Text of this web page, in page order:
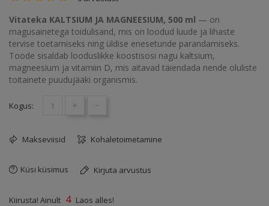
Vitateka KALTSIUM JA MAGNEESIUM, 500 ml — on
magusainetega toidulisand, mis on loodud luude ja lihaste
tervise toetamiseks ning üldise enesetunde parandamiseks.
Toode sisaldab looduslikke koostisosi nagu kaltsium,
magneesium ja vitamiin D, mis aitavad täiendada nende oluliste
toitainete puudujääki organismis.
Kogus: + -
Makseviisid Kohaletoimetamine
Küsi küsimus Kirjuta arvustus
Kiirusta! Ainult 4 Laos alles!